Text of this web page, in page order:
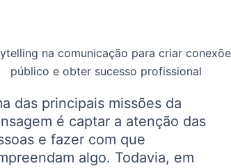
das principais missões da
é captar a atenção das
e fazer com que
algo. Todavia, em